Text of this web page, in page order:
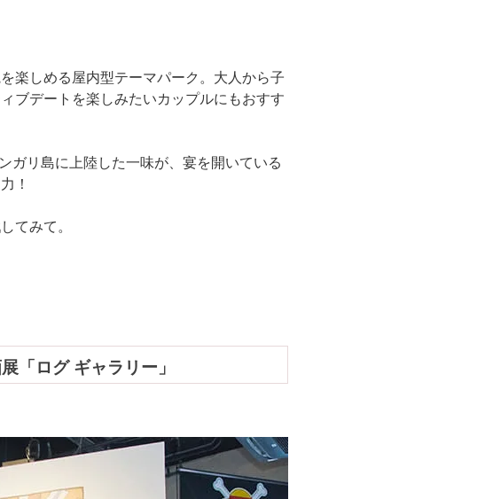
楽しめる屋内型テーマパーク。大人から子
ブデートを楽しみたいカップルにもおすす
ガリ島に上陸した一味が、宴を開いている
！
てみて。
「ログ ギャラリー」